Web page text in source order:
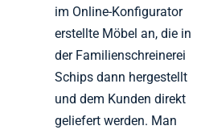
im Online-Konfigurator
erstellte Möbel an, die in
der Familienschreinerei
Schips dann hergestellt
und dem Kunden direkt
geliefert werden. Man